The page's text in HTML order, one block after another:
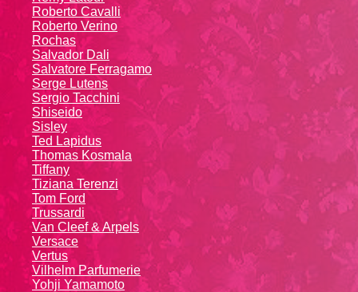
Roberto Cavalli
Roberto Verino
Rochas
Salvador Dali
Salvatore Ferragamo
Serge Lutens
Sergio Tacchini
Shiseido
Sisley
Ted Lapidus
Thomas Kosmala
Tiffany
Tiziana Terenzi
Tom Ford
Trussardi
Van Cleef & Arpels
Versace
Vertus
Vilhelm Parfumerie
Yohji Yamamoto